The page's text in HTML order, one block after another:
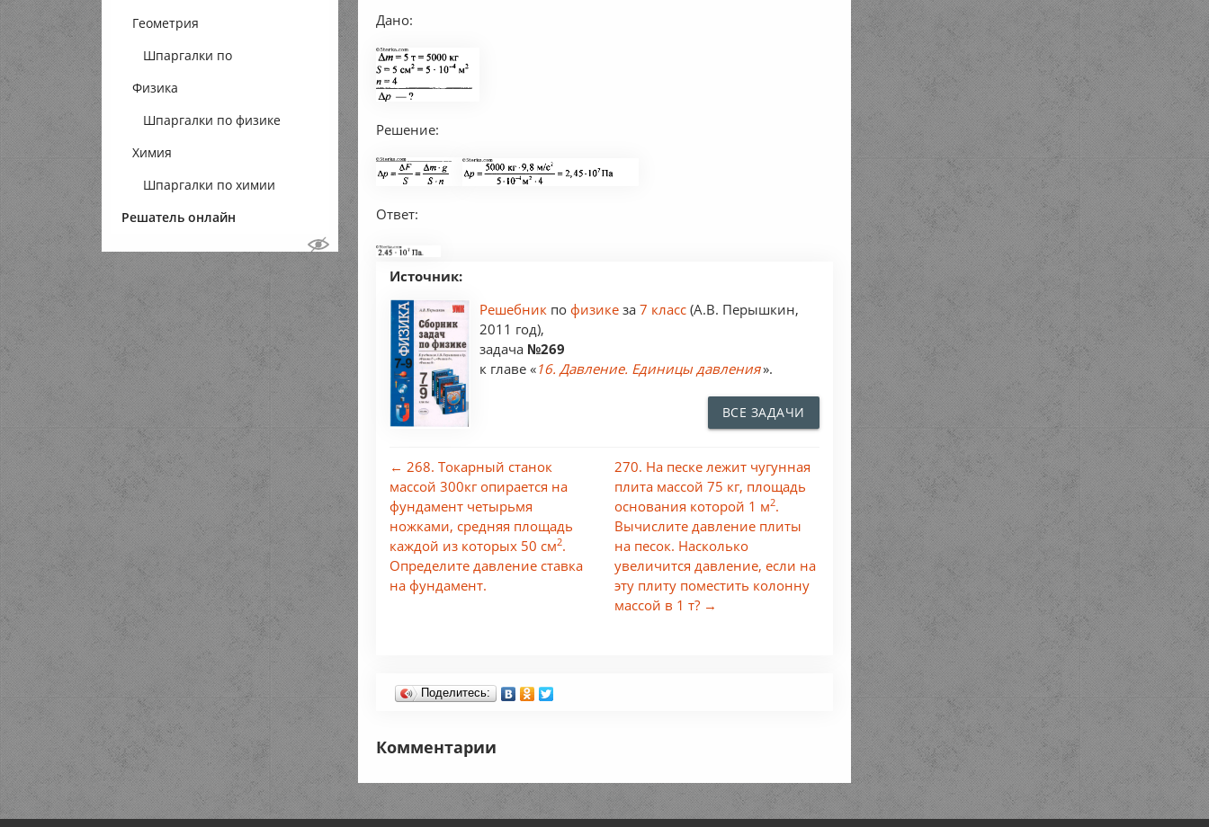
Геометрия
Шпаргалки по
геометрии
Физика
Шпаргалки по физике
Химия
Шпаргалки по химии
Решатель онлайн
Дано:
Решение:
Ответ:
Источник:
Решебник пофизикеза7 класс (А.В. Перышкин,
2011 год),
задача №269
к главе «16. Давление. Единицы давления».
ВСЕ ЗАДАЧИ
← 268. Токарный станок
массой 300кг опирается на
фундамент четырьмя
ножками, средняя площадь
каждой из которых 50 см2.
Определите давление ставка
на фундамент.
270. На песке лежит чугунная
плита массой 75 кг, площадь
основания которой 1 м2.
Вычислите давление плиты
на песок. Насколько
увеличится давление, если на
эту плиту поместить колонну
массой в 1 т? →
Поделитесь:
Комментарии